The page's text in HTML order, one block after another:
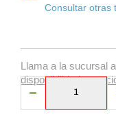
Consultar otras
Llama a la sucursal al
disponibilidad y